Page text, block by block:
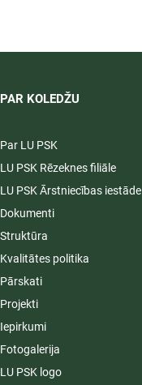
PAR KOLEDŽU
Par LU PSK
LU PSK Rēzeknes filiāle
LU PSK Ārstniecības iestāde
Dokumenti
Struktūra
Kvalitātes politika
Pārskati
Projekti
Iepirkumi
Fotogalerija
LU PSK logo